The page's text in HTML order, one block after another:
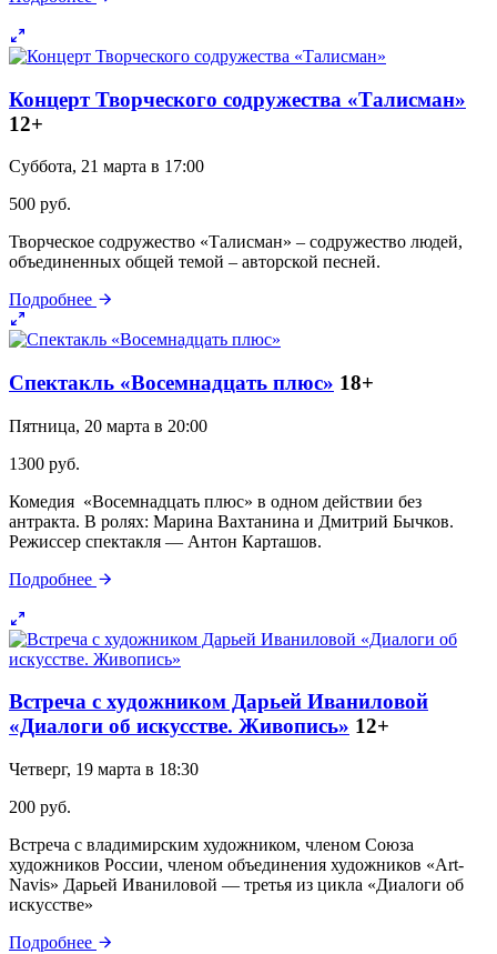
Концерт Творческого содружества «Талисман»
12+
Суббота, 21 марта в 17:00
500 руб.
Творческое содружество «Талисман» – содружество людей,
объединенных общей темой – авторской песней.
Подробнее
Спектакль «Восемнадцать плюс» 18+
Пятница, 20 марта в 20:00
1300 руб.
Комедия «Восемнадцать плюс» в одном действии без
антракта. В ролях: Марина Вахтанина и Дмитрий Бычков.
Режиссер спектакля — Антон Карташов.
Подробнее
Встреча с художником Дарьей Иваниловой
«Диалоги об искусстве. Живопись» 12+
Четверг, 19 марта в 18:30
200 руб.
Встреча с владимирским художником, членом Союза
художников России, членом объединения художников «Art-
Navis» Дарьей Иваниловой — третья из цикла «Диалоги об
искусстве»
Подробнее